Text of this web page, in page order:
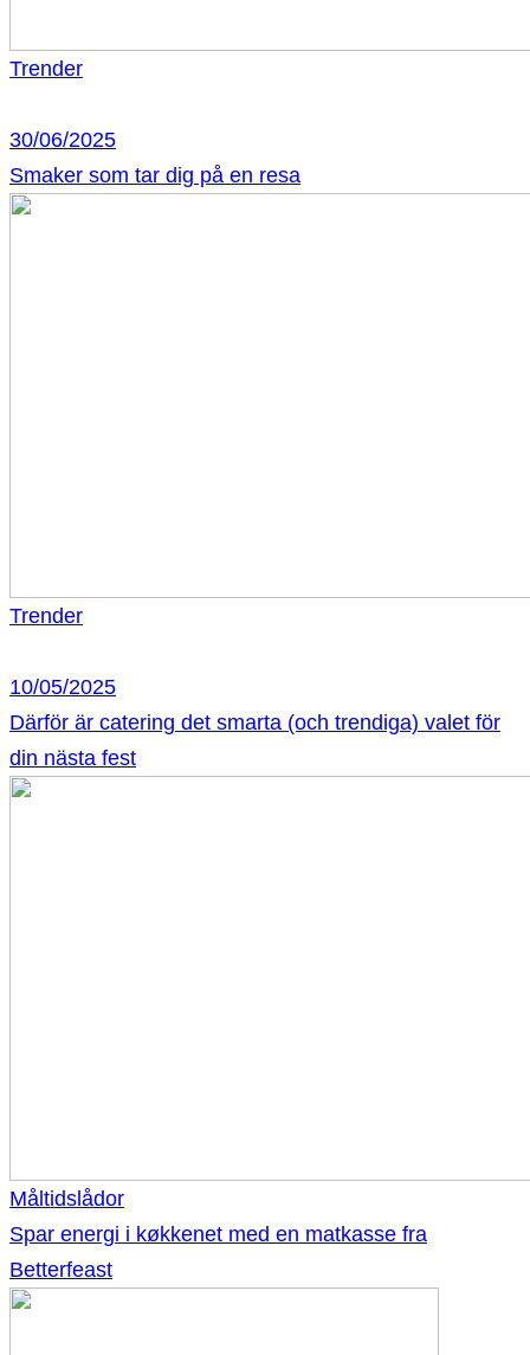
Trender
30/06/2025
Smaker som tar dig på en resa
Trender
10/05/2025
Därför är catering det smarta (och trendiga) valet för
din nästa fest
Måltidslådor
Spar energi i køkkenet med en matkasse fra
Betterfeast